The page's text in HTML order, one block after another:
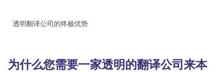
透明翻译公司的终极优势
为什么您需要一家透明的翻译公司来本